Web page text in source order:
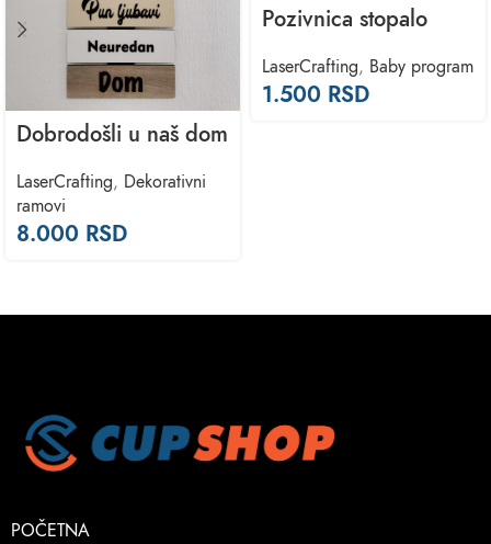
Dobrodošli u naš dom
LaserCrafting, Dekorativni
ramovi
8.000 RSD
Pozivnica stopalo
LaserCrafting, Baby program
1.500 RSD
POČETNA